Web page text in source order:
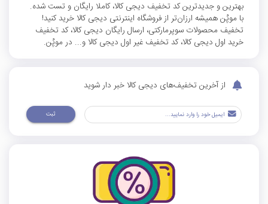
بهترین و جدیدترین کد تخفیف دیجی کالا، کاملا رایگان و تست شده.
با موپُن همیشه ارزان‌تر از فروشگاه اینترنتی دیجی کالا خرید کنید!
تخفیف محصولات سوپرمارکتی، ارسال رایگان دیجی کالا، کد تخفیف
خرید اول دیجی کالا، کد تخفیف غیر اول دیجی کالا و... در موپُن.
از آخرین تخفیف‌های دیجی کالا خبر دار شوید
ثبت